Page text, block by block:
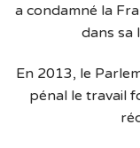
a condamné la
dans sa
En 2013, le
pénal le travail